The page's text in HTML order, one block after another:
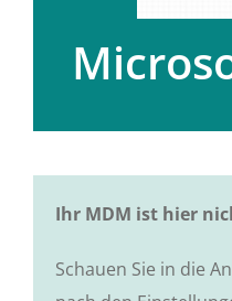
Ihr MDM ist hier
Schauen Sie in die